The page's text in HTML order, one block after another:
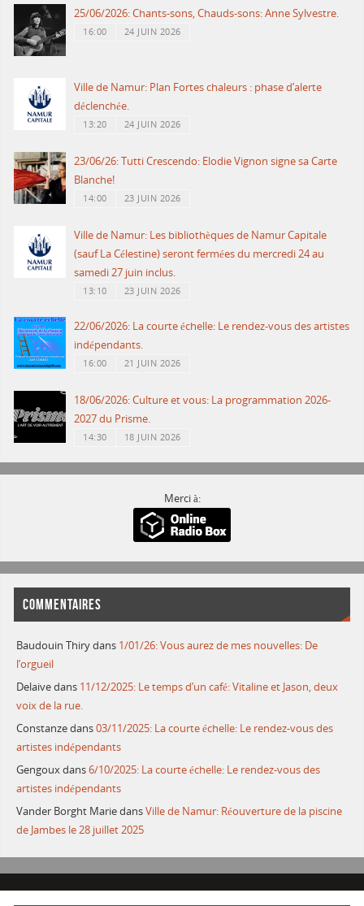
25/06/2026: Chants-sons, Chauds-sons: Anne Sylvestre.
16:00 24 JUIN 2026
Ville de Namur: Plan Fortes chaleurs : phase d’alerte
déclenchée.
13:20 24 JUIN 2026
23/06/26: Tutti Crescendo: Elodie Vignon signe sa Carte
Blanche!
14:00 23 JUIN 2026
Ville de Namur: Les bibliothèques de Namur Capitale
(sauf La Célestine) seront fermées du mercredi 24 au
samedi 27 juin inclus.
13:10 23 JUIN 2026
22/06/2026: La courte échelle: Le rendez-vous des artistes
indépendants.
16:00 21 JUIN 2026
18/06/2026: Culture et vous: La programmation 2026-
2027 du Prisme.
14:30 18 JUIN 2026
Merci à:
COMMENTAIRES
Baudouin Thirydans 1/01/26: Vous aurez de mes nouvelles: De
l’orgueil
Delaivedans 11/12/2025: Le temps d’un café: Vitaline et Jason, deux
voix de la rue.
Constanzedans03/11/2025: La courte échelle: Le rendez-vous des
artistes indépendants
Gengouxdans6/10/2025: La courte échelle: Le rendez-vous des
artistes indépendants
Vander Borght MariedansVille de Namur: Réouverture de la piscine
de Jambes le 28 juillet 2025